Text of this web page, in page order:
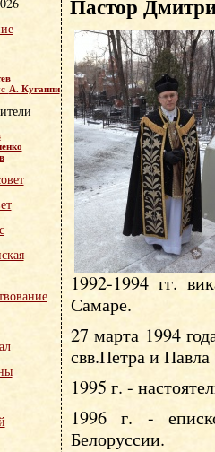
Пастор
1992-1994 гг.
Самаре.
27 марта 1994
свв.Петра и
1995 г. -
1996 г. -
Белоруссии.
А. Кугаппи